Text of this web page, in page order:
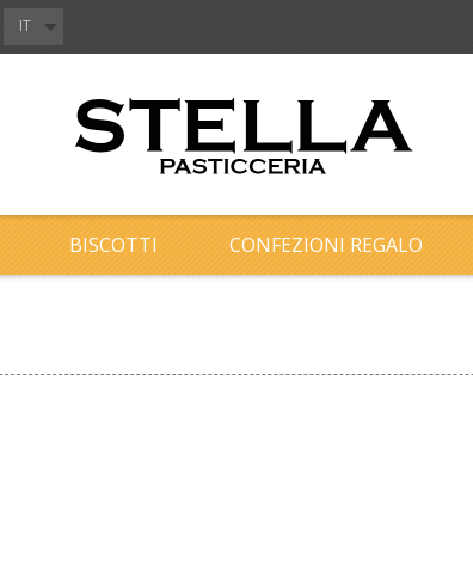
IT
BISCOTTI CONFEZIONI REGALO